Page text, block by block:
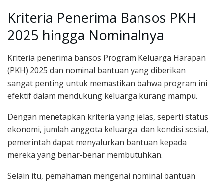
Kriteria Penerima Bansos PKH
2025 hingga Nominalnya
Kriteria penerima bansos Program Keluarga Harapan
(PKH) 2025 dan nominal bantuan yang diberikan
sangat penting untuk memastikan bahwa program ini
efektif dalam mendukung keluarga kurang mampu.
Dengan menetapkan kriteria yang jelas, seperti status
ekonomi, jumlah anggota keluarga, dan kondisi sosial,
pemerintah dapat menyalurkan bantuan kepada
mereka yang benar-benar membutuhkan.
Selain itu, pemahaman mengenai nominal bantuan